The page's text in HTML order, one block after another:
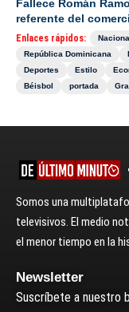
Fallece Román
referente del
Enlaces rápidos:
República Dominicana
Deportes
Estilo
Béisbol
portada
Somos una
televisivos. El medio
el menor tiempo en la
Newsletter
Suscríbete a nuestro